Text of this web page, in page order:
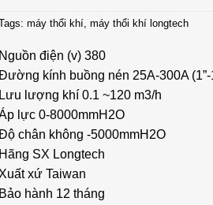
máy thổi khí, máy thổi khí longtech
Nguồn điện (v) 380
kính buồng nén 25A-300A (1”-
Lưu lượng khí 0.1 ~120 m3/h
lực 0-8000mmH2O
chân không -5000mmH2O
Hãng SX Longtech
Xuất xứ Taiwan
Bảo hành 12 tháng